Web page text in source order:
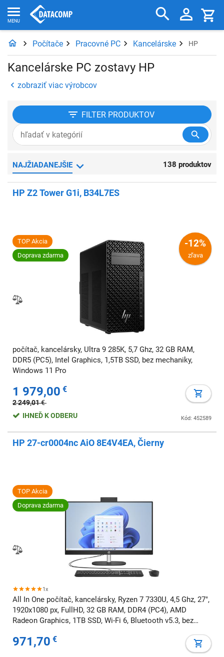
Počítače Pracovné PC Kancelárske HP
Kancelárske PC zostavy HP
zobraziť viac výrobcov
FILTER PRODUKTOV
NAJŽIADANEJŠIE 138 produktov
HP Z2 Tower G1i, B34L7ES
TOP Akcia
Doprava zdarma
-12%
zľava
počítač, kancelársky, Ultra 9 285K, 5,7 Ghz, 32 GB RAM,
DDR5 (PC5), Intel Graphics, 1,5TB SSD, bez mechaniky,
Windows 11 Pro
1 979,00 €
2 249,01€
Kód: 452589
IHNEĎ K ODBERU
HP 27-cr0004nc AiO 8E4V4EA, Čierny
TOP Akcia
Doprava zdarma
1x
All In One počítač, kancelársky, Ryzen 7 7330U, 4,5 Ghz, 27",
1920x1080 px, FullHD, 32 GB RAM, DDR4 (PC4), AMD
Radeon Graphics, 1TB SSD, Wi-Fi 6, Bluetooth v5.3, bez
971,70 €